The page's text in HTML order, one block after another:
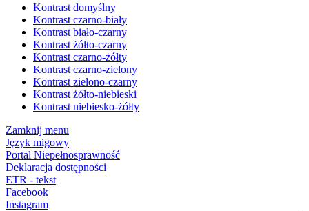
Kontrast domyślny
Kontrast czarno-biały
Kontrast biało-czarny
Kontrast żółto-czarny
Kontrast czarno-żółty
Kontrast czarno-zielony
Kontrast zielono-czarny
Kontrast żółto-niebieski
Kontrast niebiesko-żółty
Zamknij menu
Język migowy
Portal Niepełnosprawność
Deklaracja dostępności
ETR - tekst
Facebook
Instagram